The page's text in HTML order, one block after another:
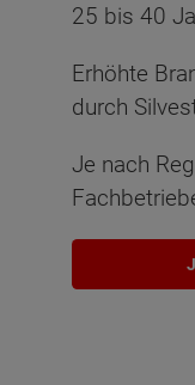
25 bis 40
Erhöhte
durch
Je nach